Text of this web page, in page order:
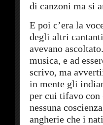
di canzoni ma si
E poi c’era la
degli altri
avevano
musica, e ad
scrivo, ma
in mente gli
per cui tifavo con
nessuna
angherie che i